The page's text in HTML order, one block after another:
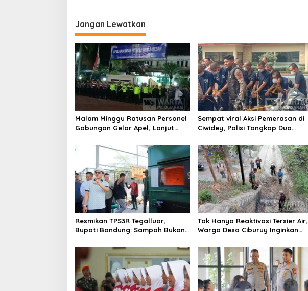
Jangan Lewatkan
Malam Minggu Ratusan Personel
Gabungan Gelar Apel, Lanjut
Bandung
Sempat viral Aksi Pemerasan di
Ciwidey, Polisi Tangkap Dua
Resmikan TPS3R Tegalluar,
Bupati Bandung: Sampah Bukan
Tak Hanya Reaktivasi Tersier Air,
Warga Desa Ciburuy Inginkan